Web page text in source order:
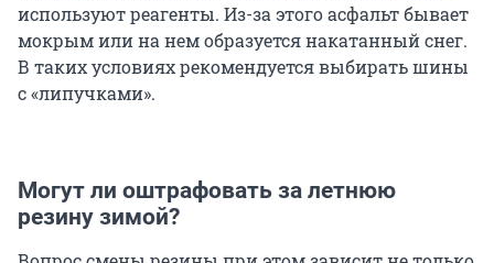
используют реагенты. Из-за этого асфальт бывает
мокрым или на нем образуется накатанный снег.
В таких условиях рекомендуется выбирать шины
с «липучками».
Могут ли оштрафовать за летнюю
резину зимой?